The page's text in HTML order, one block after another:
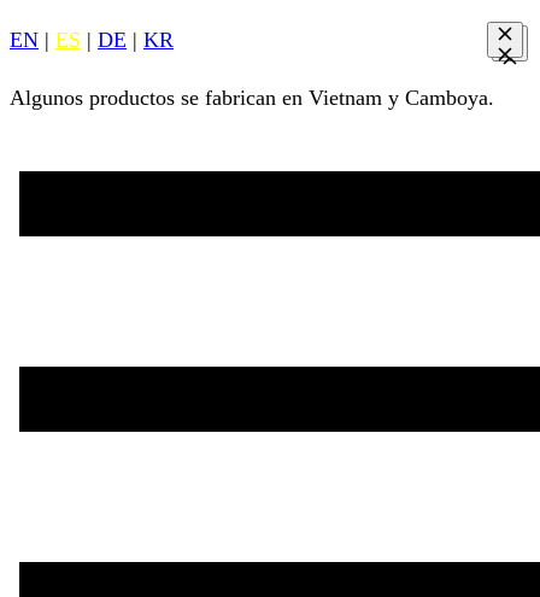
EN | ES | DE | KR
Algunos productos se fabrican en Vietnam y Camboya.